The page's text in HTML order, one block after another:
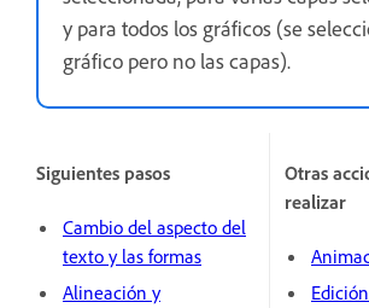
y para todos los gráficos (se
gráfico pero no las capas).
Siguientes pasos
Cambio del aspecto del
texto y las formas
Alineación y
Otras
realizar